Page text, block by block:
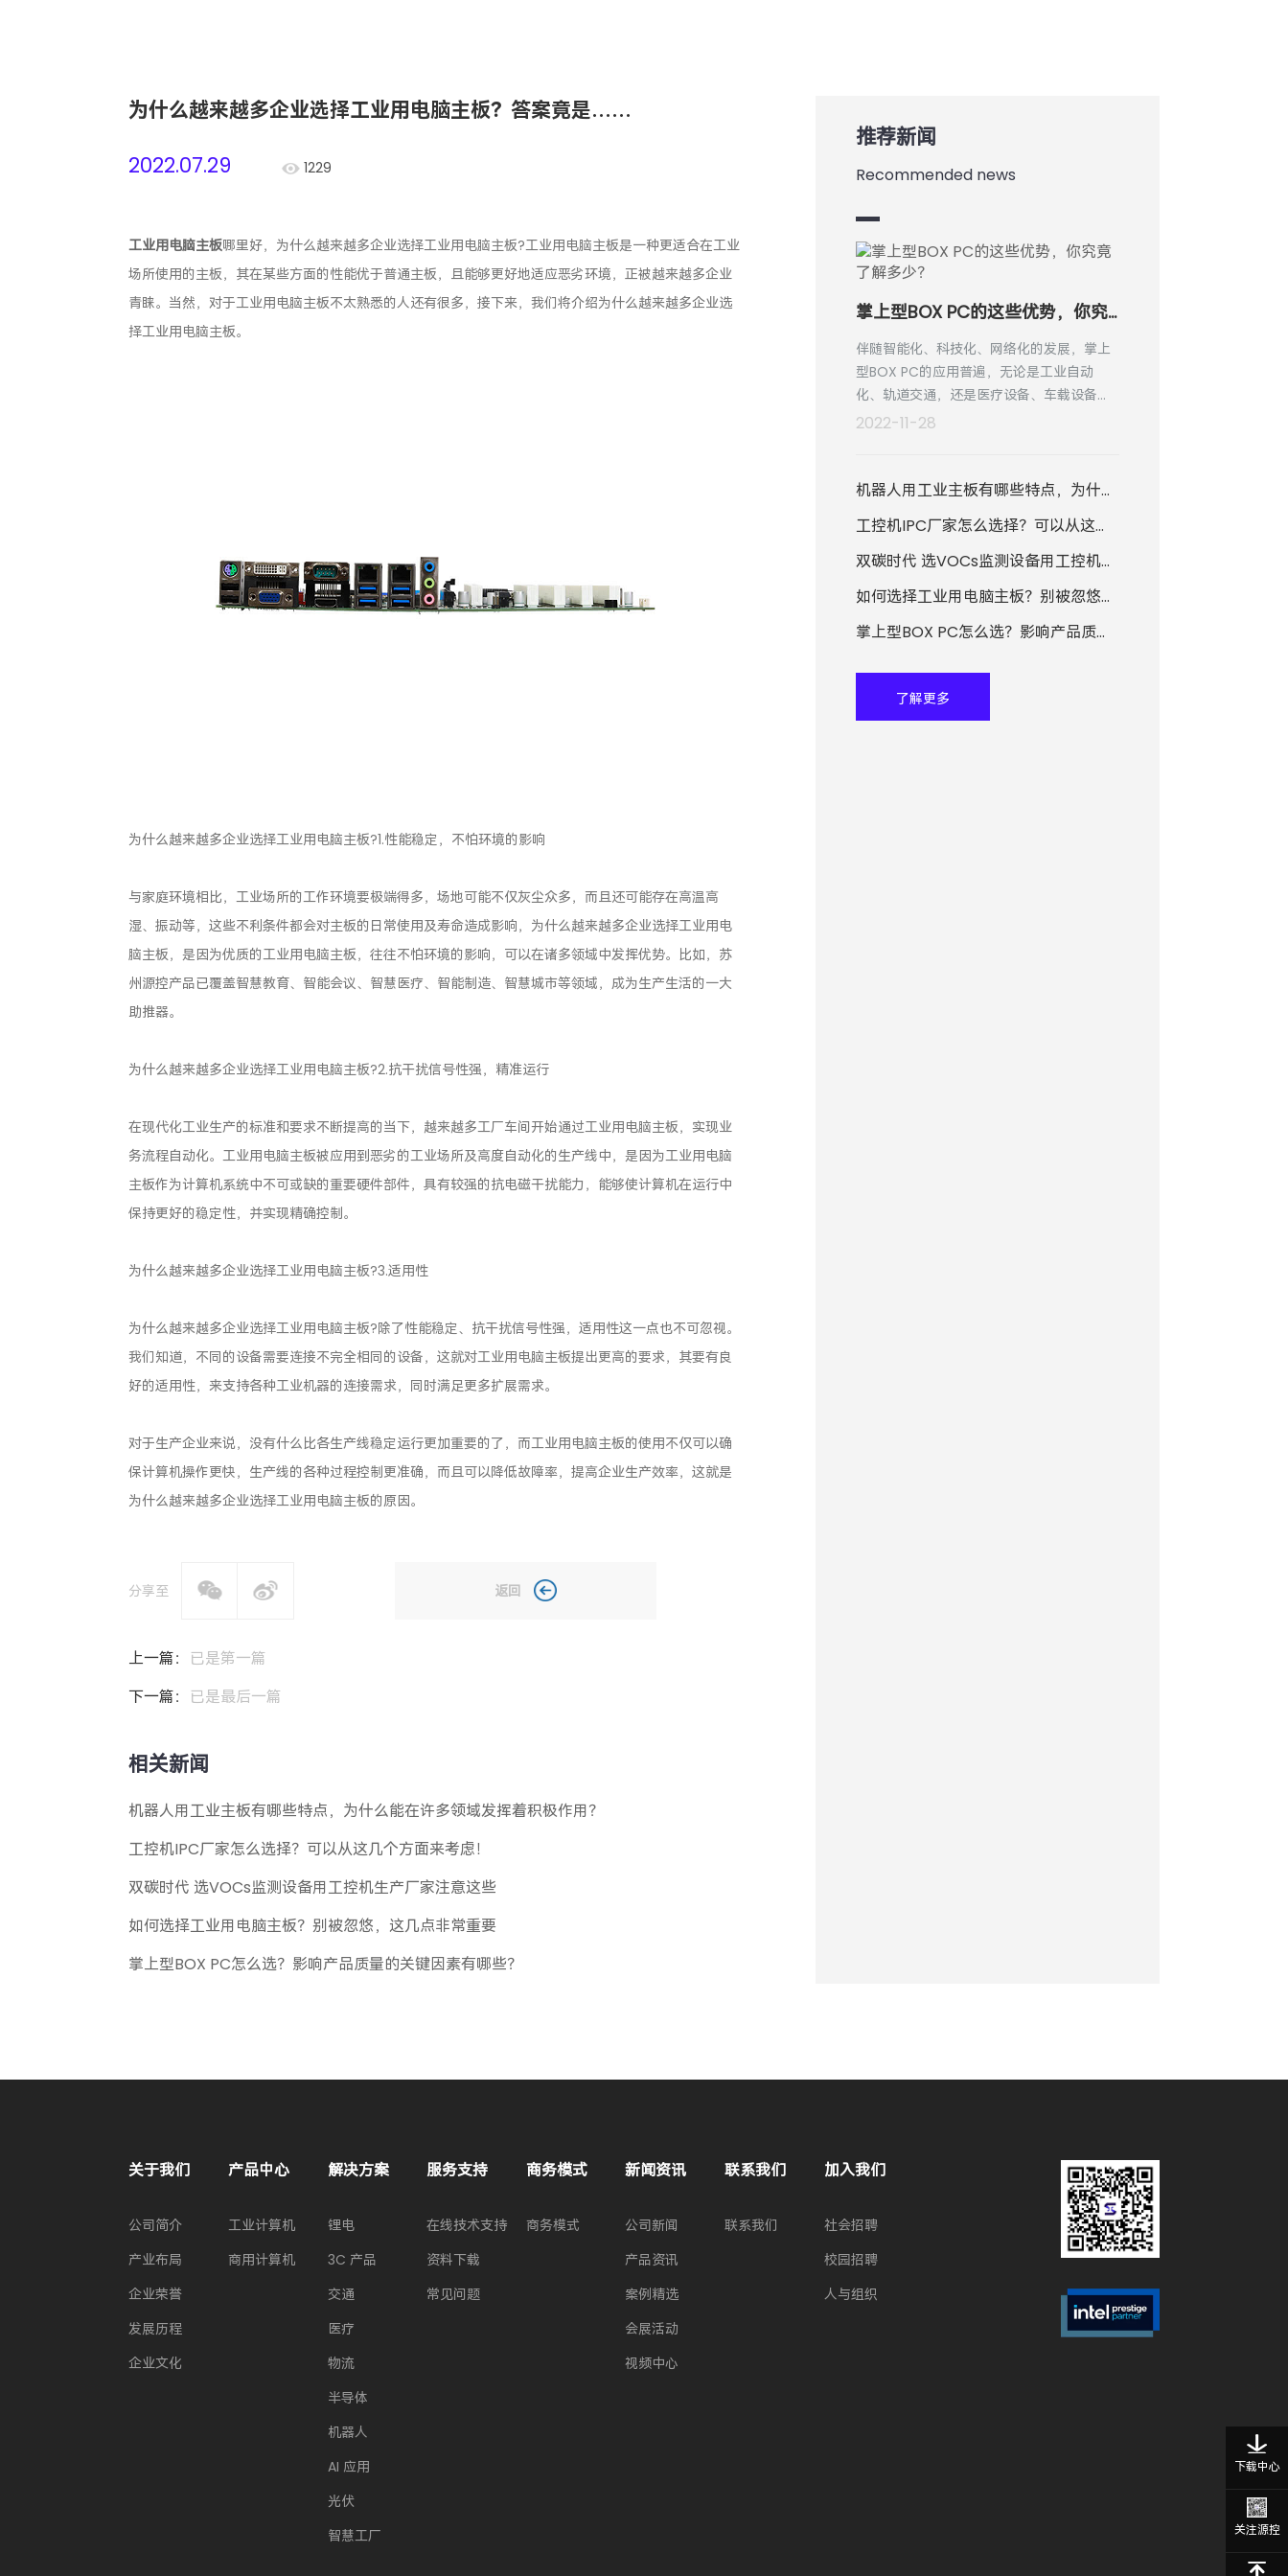
为什么越来越多企业选择工业用电脑主板？答案竟是……
2022.07.29 1229
工业用电脑主板哪里好，为什么越来越多企业选择工业用电脑主板?工业用电脑主板是一种更适合在工业
场所使用的主板，其在某些方面的性能优于普通主板，且能够更好地适应恶劣环境，正被越来越多企业
青睐。当然，对于工业用电脑主板不太熟悉的人还有很多，接下来，我们将介绍为什么越来越多企业选
择工业用电脑主板。
为什么越来越多企业选择工业用电脑主板?1.性能稳定，不怕环境的影响
与家庭环境相比，工业场所的工作环境要极端得多，场地可能不仅灰尘众多，而且还可能存在高温高
湿、振动等，这些不利条件都会对主板的日常使用及寿命造成影响，为什么越来越多企业选择工业用电
脑主板，是因为优质的工业用电脑主板，往往不怕环境的影响，可以在诸多领域中发挥优势。比如，苏
州源控产品已覆盖智慧教育、智能会议、智慧医疗、智能制造、智慧城市等领域，成为生产生活的一大
助推器。
为什么越来越多企业选择工业用电脑主板?2.抗干扰信号性强，精准运行
在现代化工业生产的标准和要求不断提高的当下，越来越多工厂车间开始通过工业用电脑主板，实现业
务流程自动化。工业用电脑主板被应用到恶劣的工业场所及高度自动化的生产线中，是因为工业用电脑
主板作为计算机系统中不可或缺的重要硬件部件，具有较强的抗电磁干扰能力，能够使计算机在运行中
保持更好的稳定性，并实现精确控制。
为什么越来越多企业选择工业用电脑主板?3.适用性
为什么越来越多企业选择工业用电脑主板?除了性能稳定、抗干扰信号性强，适用性这一点也不可忽视。
我们知道，不同的设备需要连接不完全相同的设备，这就对工业用电脑主板提出更高的要求，其要有良
好的适用性，来支持各种工业机器的连接需求，同时满足更多扩展需求。
对于生产企业来说，没有什么比各生产线稳定运行更加重要的了，而工业用电脑主板的使用不仅可以确
保计算机操作更快，生产线的各种过程控制更准确，而且可以降低故障率，提高企业生产效率，这就是
为什么越来越多企业选择工业用电脑主板的原因。
分享至 返回
上一篇： 已是第一篇
下一篇： 已是最后一篇
相关新闻
机器人用工业主板有哪些特点，为什么能在许多领域发挥着积极作用？
工控机IPC厂家怎么选择？可以从这几个方面来考虑！
双碳时代 选VOCs监测设备用工控机生产厂家注意这些
如何选择工业用电脑主板？别被忽悠，这几点非常重要
掌上型BOX PC怎么选？影响产品质量的关键因素有哪些？
推荐新闻
Recommended news
掌上型BOX PC的这些优势，你究竟了解多少？
伴随智能化、科技化、网络化的发展，掌上
型BOX PC的应用普遍，无论是工业自动
化、轨道交通，还是医疗设备、车载设备、
电力、金融、环保等领域，都可以看到掌上
2022-11-28
机器人用工业主板有哪些特点，为什么能在许多领域发挥着积极作用？
工控机IPC厂家怎么选择？可以从这几个方面来考虑！
双碳时代 选VOCs监测设备用工控机生产厂家注意这些
如何选择工业用电脑主板？别被忽悠，这几点非常重要
掌上型BOX PC怎么选？影响产品质量的关键因素有哪些？
了解更多
关于我们
公司简介
产业布局
企业荣誉
发展历程
企业文化
产品中心
工业计算机
商用计算机
解决方案
锂电
3C 产品
交通
医疗
物流
半导体
机器人
AI 应用
光伏
智慧工厂
服务支持
在线技术支持
资料下载
常见问题
商务模式
商务模式
新闻资讯
公司新闻
产品资讯
案例精选
会展活动
视频中心
联系我们
联系我们
加入我们
社会招聘
校园招聘
人与组织
下载中心
关注源控